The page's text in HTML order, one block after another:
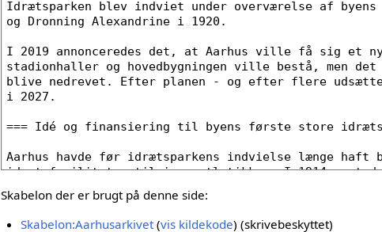
Skabelon der er brugt på denne side:
Skabelon:Aarhusarkivet(vis kildekode) (skrivebeskyttet)